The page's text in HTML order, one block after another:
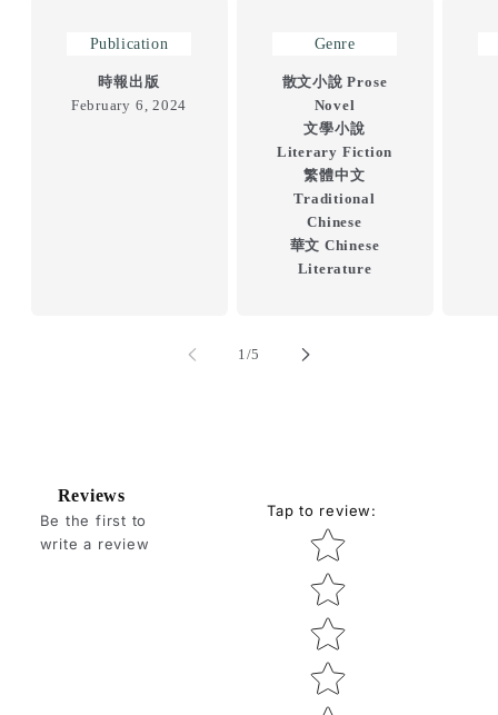
Publication
時報出版
February 6, 2024
Genre
散文小說 Prose
Novel
文學小說
Literary Fiction
繁體中文
Traditional
Chinese
華文 Chinese
Literature
1/of
5
Reviews
Be the first to
write a review
Tap to review:
Star rating